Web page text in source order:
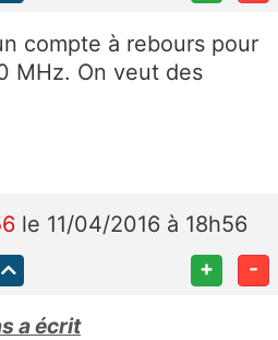
compte à rebours pour
MHz. On veut des
le 11/04/2016 à 18h56
+ -
a écrit